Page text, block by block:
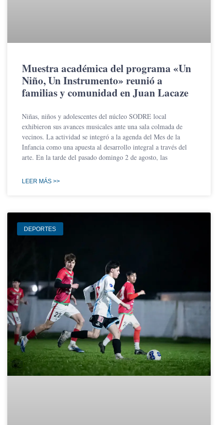
Muestra académica del programa «Un
Niño, Un Instrumento» reunió a
familias y comunidad en Juan Lacaze
Niñas, niños y adolescentes del núcleo SODRE local
exhibieron sus avances musicales ante una sala colmada de
vecinos. La actividad se integró a la agenda del Mes de la
Infancia como una apuesta al desarrollo integral a través del
arte. En la tarde del pasado domingo 2 de agosto, las
LEER MÁS >>
DEPORTES